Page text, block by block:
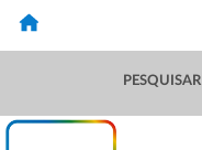
PESQUISAR